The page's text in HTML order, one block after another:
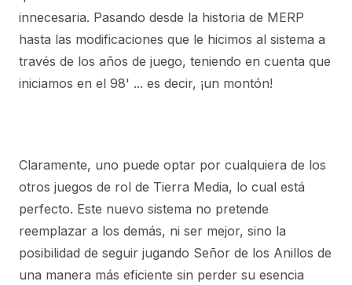
innecesaria. Pasando desde la historia de MERP
hasta las modificaciones que le hicimos al sistema a
través de los años de juego, teniendo en cuenta que
iniciamos en el 98' ... es decir, ¡un montón!
Claramente, uno puede optar por cualquiera de los
otros juegos de rol de Tierra Media, lo cual está
perfecto. Este nuevo sistema no pretende
reemplazar a los demás, ni ser mejor, sino la
posibilidad de seguir jugando Señor de los Anillos de
una manera más eficiente sin perder su esencia